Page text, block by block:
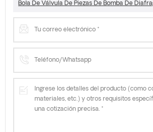
Bola De Válvula De Piezas De Bomba De